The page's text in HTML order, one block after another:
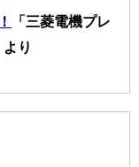
「三菱電機プレ
り